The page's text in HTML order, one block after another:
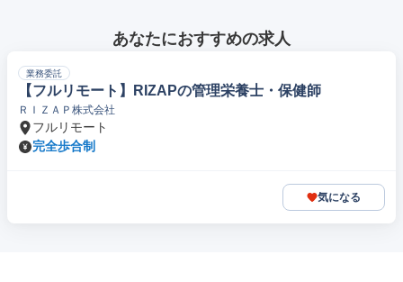
あなたにおすすめの求人
業務委託
【フルリモート】RIZAPの管理栄養士・保健師
ＲＩＺＡＰ株式会社
フルリモート
完全歩合制
気になる